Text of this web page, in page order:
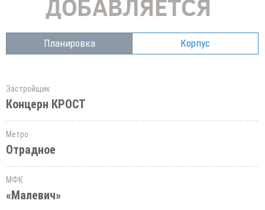
Планировка Корпус
Застройщик
Концерн КРОСТ
Метро
Отрадное
МФК
«Малевич»